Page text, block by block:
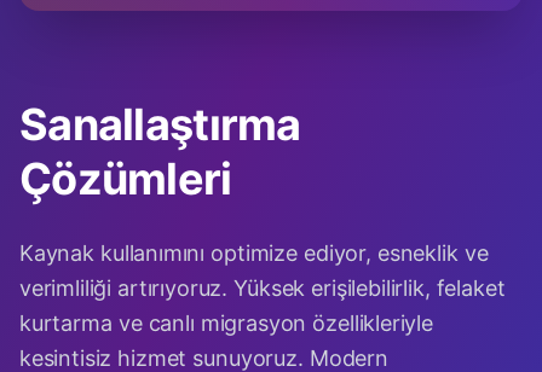
Sanallaştırma
Çözümleri
Kaynak kullanımını optimize ediyor, esneklik ve
verimliliği artırıyoruz. Yüksek erişilebilirlik, felaket
kurtarma ve canlı migrasyon özellikleriyle
kesintisiz hizmet sunuyoruz. Modern